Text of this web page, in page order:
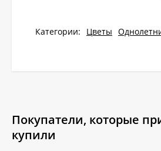
Категории: Цветы
Покупатели, которые
купили